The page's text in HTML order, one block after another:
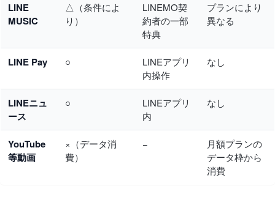
LINE
MUSIC
△（条件によ
り）
LINEMO契
約者の一部
特典
プランにより
異なる
LINE Pay ○
LINEアプリ
内操作
なし
LINEニュ
ース
○
LINEアプリ
内
なし
YouTube
等動画
×（データ消
費）
−
月額プランの
データ枠から
消費